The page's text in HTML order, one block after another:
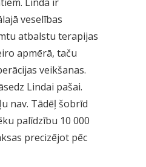
veselības
atbalstu terapijas
apmērā, taču
veikšanas.
Lindai pašai.
nav. Tādēļ šobrīd
palīdzību 10 000
precizējot pēc